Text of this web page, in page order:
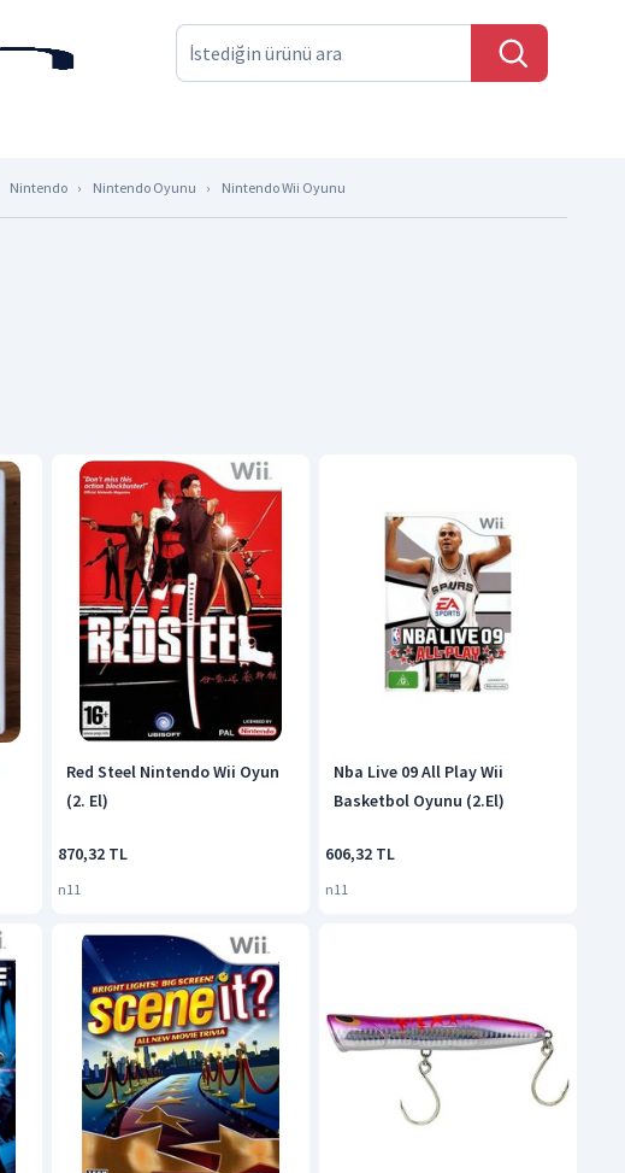
Nintendo Nintendo Oyunu Nintendo Wii Oyunu
Red Steel Nintendo Wii Oyun
(2. El)
870,32 TL
n11
Nba Live 09 All Play Wii
Basketbol Oyunu (2.El)
606,32 TL
n11